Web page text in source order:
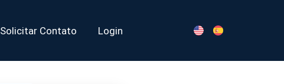
Solicitar Contato Login